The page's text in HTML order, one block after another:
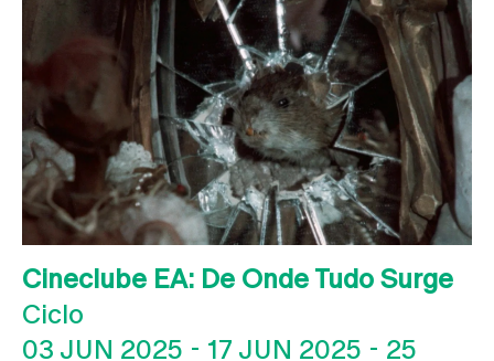
Cineclube EA: De Onde Tudo Surge
Ciclo
03 JUN 2025 - 17 JUN 2025 - 25